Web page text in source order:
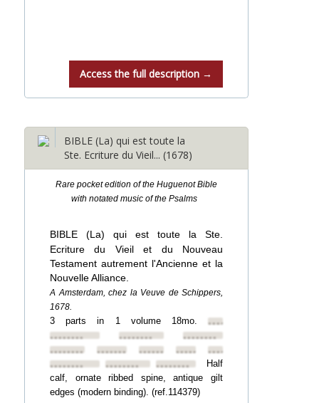
Access the full description →
BIBLE (La) qui est toute la
Ste. Ecriture du Vieil... (1678)
Rare pocket edition of the Huguenot Bible
with notated music of the Psalms
BIBLE (La) qui est toute la Ste.
Ecriture du Vieil et du Nouveau
Testament autrement l'Ancienne et la
Nouvelle Alliance.
A Amsterdam, chez la Veuve de Schippers,
1678.
3 parts in 1 volume 18mo. ••••••••
••••••••
••••••••
••••••••
••••••••
•••••••• •••••••• ••••••••••••••••
••••••••
•••••••• ••••••••
Half
calf, ornate ribbed spine, antique gilt
edges (modern binding). (ref.114379)